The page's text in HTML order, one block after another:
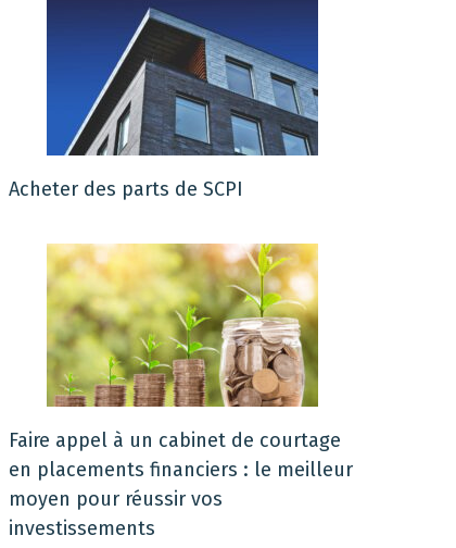
Acheter des parts de SCPI
Faire appel à un cabinet de courtage
en placements financiers : le meilleur
moyen pour réussir vos
investissements